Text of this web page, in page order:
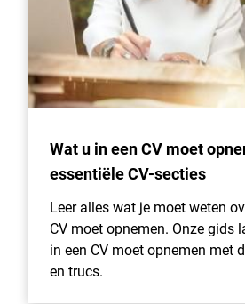
Wat u in een CV moet
essentiële CV-secties
Leer alles wat je moet weten
CV moet opnemen. Onze gids
in een CV moet opnemen met
en trucs.